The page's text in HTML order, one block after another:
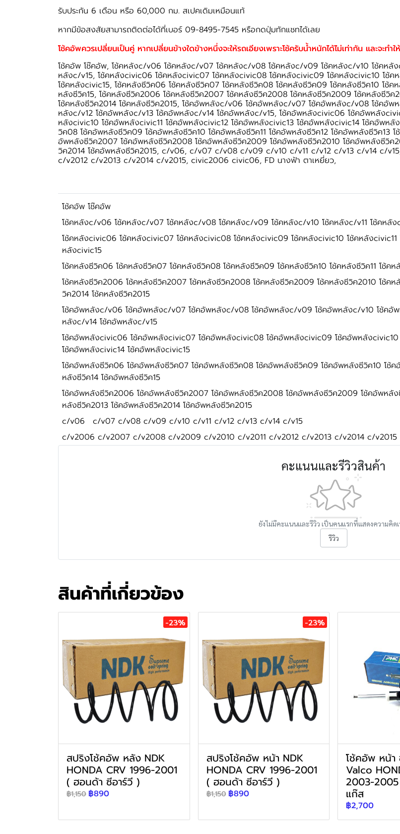
รับประกัน 6 เดือน หรือ 60,000 กม. สเปคเดิมเหมือนแท้
หากมีข้อสงสัยสามารถติดต่อได้ที่เบอร์ 09-8495-7545 หรือกดปุ่มทักแชทได้เลย
โช้คอัพควรเปลี่ยนเป็นคู่ หากเปลี่ยนข้างใดข้างหนึ่งจะให้รถเอียงเพราะโช้ครับน้ำหนักได้ไม่เท่ากัน และจะท
โช้คอัพ โช๊คอัพ, โช้คหลังc/v06 โช้คหลังc/v07 โช้คหลังc/v08 โช้คหลังc/v09 โช้คหลังc/v10 โช้คหลัง
หลังc/v15, โช้คหลังcivic06 โช้คหลังcivic07 โช้คหลังcivic08 โช้คหลังcivic09 โช้คหลังcivic10 โช้ค
โช้คหลังcivic15, โช้คหลังซีวิค06 โช้คหลังซีวิค07 โช้คหลังซีวิค08 โช้คหลังซีวิค09 โช้คหลังซีวิค10 โช้คห
หลังซีวิค15, โช้คหลังซีวิค2006 โช้คหลังซีวิค2007 โช้คหลังซีวิค2008 โช้คหลังซีวิค2009 โช้คหลังซีวิค
โช้คหลังซีวิค2014 โช้คหลังซีวิค2015, โช้คอัพหลังc/v06 โช้คอัพหลังc/v07 โช้คอัพหลังc/v08 โช้คอั
หลังc/v12 โช้คอัพหลังc/v13 โช้คอัพหลังc/v14 โช้คอัพหลังc/v15, โช้คอัพหลังcivic06 โช้คอัพหลัง
หลังcivic10 โช้คอัพหลังcivic11 โช้คอัพหลังcivic12 โช้คอัพหลังcivic13 โช้คอัพหลังcivic14 โช้คอัพห
วิค08 โช้คอัพหลังซีวิค09 โช้คอัพหลังซีวิค10 โช้คอัพหลังซีวิค11 โช้คอัพหลังซีวิค12 โช้คอัพหลังซีวิค13
อัพหลังซีวิค2007 โช้คอัพหลังซีวิค2008 โช้คอัพหลังซีวิค2009 โช้คอัพหลังซีวิค2010 โช้คอัพหลังซีวิค
วิค2014 โช้คอัพหลังซีวิค2015, c/v06, c/v07 c/v08 c/v09 c/v10 c/v11 c/v12 c/v13 c/v14 c/
c/v2012 c/v2013 c/v2014 c/v2015, civic2006 civic06, FD นางฟ้า ตาเหยี่ยว,
โช้คอัพ โช๊คอัพ
โช้คหลังc/v06 โช้คหลังc/v07 โช้คหลังc/v08 โช้คหลังc/v09 โช้คหลังc/v10 โช้คหลังc/v11 โช้คหลัง
โช้คหลังcivic06 โช้คหลังcivic07 โช้คหลังcivic08 โช้คหลังcivic09 โช้คหลังcivic10 โช้คหลังcivic11
หลังcivic15
โช้คหลังซีวิค06 โช้คหลังซีวิค07 โช้คหลังซีวิค08 โช้คหลังซีวิค09 โช้คหลังซีวิค10 โช้คหลังซีวิค11 โช้คห
โช้คหลังซีวิค2006 โช้คหลังซีวิค2007 โช้คหลังซีวิค2008 โช้คหลังซีวิค2009 โช้คหลังซีวิค2010 โช้คห
วิค2014 โช้คหลังซีวิค2015
โช้คอัพหลังc/v06 โช้คอัพหลังc/v07 โช้คอัพหลังc/v08 โช้คอัพหลังc/v09 โช้คอัพหลังc/v10 โช้คอั
หลังc/v14 โช้คอัพหลังc/v15
โช้คอัพหลังcivic06 โช้คอัพหลังcivic07 โช้คอัพหลังcivic08 โช้คอัพหลังcivic09 โช้คอัพหลัง
โช้คอัพหลังcivic14 โช้คอัพหลังcivic15
โช้คอัพหลังซีวิค06 โช้คอัพหลังซีวิค07 โช้คอัพหลังซีวิค08 โช้คอัพหลังซีวิค09 โช้คอัพหลังซีวิค10 โช้ค
หลังซีวิค14 โช้คอัพหลังซีวิค15
โช้คอัพหลังซีวิค2006 โช้คอัพหลังซีวิค2007 โช้คอัพหลังซีวิค2008 โช้คอัพหลังซีวิค2009 โช้คอัพหลั
หลังซีวิค2013 โช้คอัพหลังซีวิค2014 โช้คอัพหลังซีวิค2015
c/v06
c/v07 c/v08 c/v09 c/v10 c/v11 c/v12 c/v13 c/v14 c/v15
c/v2006 c/v2007 c/v2008 c/v2009 c/v2010 c/v2011 c/v2012 c/v2013 c/v2014 c/v2015
คะแนนและรีวิวสินค้า
ยังไม่มีคะแนนและรีวิว เป็นคนแรกที่แสดงความคิด
รีวิว
สินค้าที่เกี่ยวข้อง
-23%
สปริงโช้คอัพ หลัง NDK
HONDA CRV 1996-2001
( ฮอนด้า ซีอาร์วี )
฿1,150 ฿890
-23%
สปริงโช้คอัพ หน้า NDK
HONDA CRV 1996-2001
( ฮอนด้า ซีอาร์วี )
฿1,150 ฿890
โช้คอัพ หน้า
Valco
2003-
แก๊ส
฿2,700